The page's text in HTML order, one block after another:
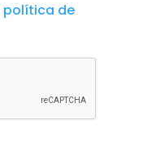
política de